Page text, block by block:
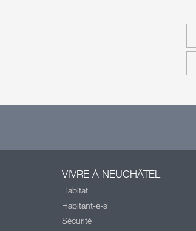
VIVRE À NEUCHÂTEL
Habitat
Habitant-e-s
Sécurité